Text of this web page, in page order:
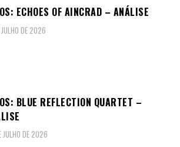
ECHOES OF AINCRAD – ANÁLISE
JULHO DE 2026
BLUE REFLECTION QUARTET –
JULHO DE 2026